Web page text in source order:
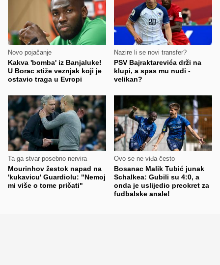
Novo pojačanje
Kakva 'bomba' iz Banjaluke!
U Borac stiže veznjak koji je
ostavio traga u Evropi
Nazire li se novi transfer?
PSV Bajraktarevića drži na
klupi, a spas mu nudi -
velikan?
Ta ga stvar posebno nervira
Mourinhov žestok napad na
'kukavicu' Guardiolu: "Nemoj
mi više o tome pričati"
Ovo se ne viđa često
Bosanac Malik Tubić junak
Schalkea: Gubili su 4:0, a
onda je uslijedio preokret za
fudbalske anale!